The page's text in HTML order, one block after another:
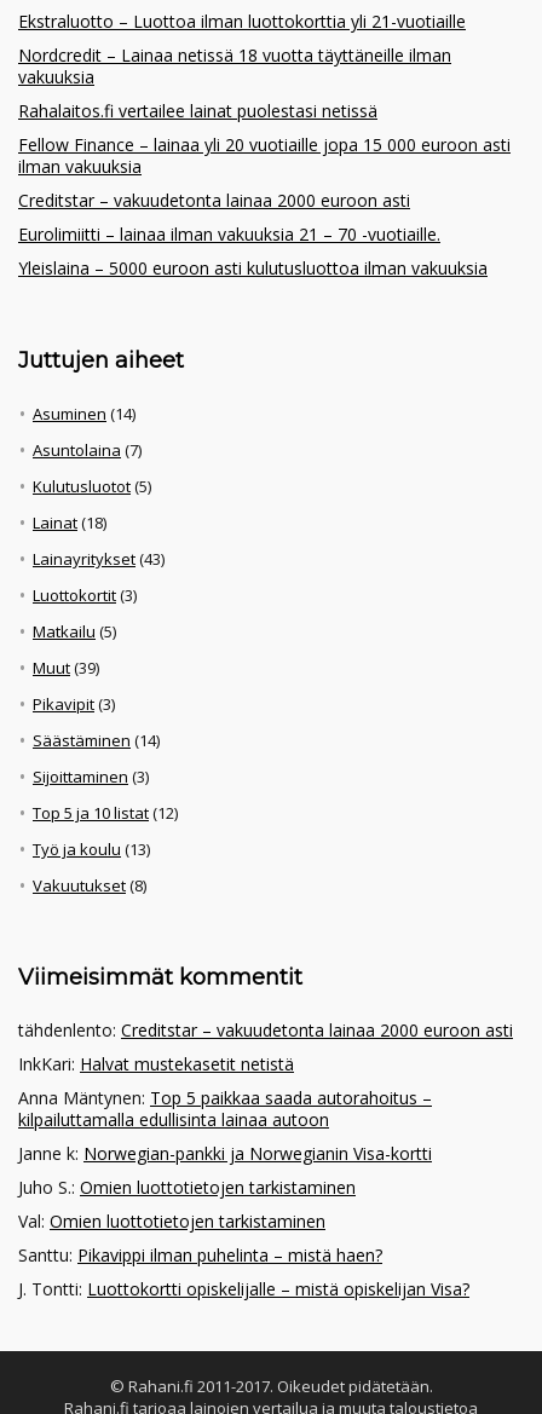
Ekstraluotto – Luottoa ilman luottokorttia yli 21-vuotiaille
Nordcredit – Lainaa netissä 18 vuotta täyttäneille ilman
vakuuksia
Rahalaitos.fi vertailee lainat puolestasi netissä
Fellow Finance – lainaa yli 20 vuotiaille jopa 15 000 euroon asti
ilman vakuuksia
Creditstar – vakuudetonta lainaa 2000 euroon asti
Eurolimiitti – lainaa ilman vakuuksia 21 – 70 -vuotiaille.
Yleislaina – 5000 euroon asti kulutusluottoa ilman vakuuksia
Juttujen aiheet
Asuminen (14)
Asuntolaina (7)
Kulutusluotot(5)
Lainat(18)
Lainayritykset(43)
Luottokortit(3)
Matkailu (5)
Muut(39)
Pikavipit(3)
Säästäminen (14)
Sijoittaminen (3)
Top 5 ja 10 listat(12)
Työ ja koulu (13)
Vakuutukset(8)
Viimeisimmät kommentit
tähdenlento: Creditstar – vakuudetonta lainaa 2000 euroon asti
InkKari: Halvat mustekasetit netistä
Anna Mäntynen: Top 5 paikkaa saada autorahoitus –
kilpailuttamalla edullisinta lainaa autoon
Janne k: Norwegian-pankki ja Norwegianin Visa-kortti
Juho S.: Omien luottotietojen tarkistaminen
Val: Omien luottotietojen tarkistaminen
Santtu: Pikavippi ilman puhelinta – mistä haen?
J. Tontti: Luottokortti opiskelijalle – mistä opiskelijan Visa?
© Rahani.fi 2011-2017. Oikeudet pidätetään.
Rahani.fi tarjoaa lainojen vertailua ja muuta taloustietoa